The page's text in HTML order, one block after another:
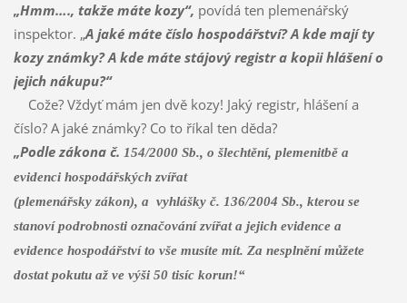
„Hmm…., takže máte kozy“, povídá ten plemenářský
inspektor. „A jaké máte číslo hospodářství? A kde mají ty
kozy známky? A kde máte stájový registr a kopii hlášení o
jejich nákupu?“
Cože? Vždyť mám jen dvě kozy! Jaký registr, hlášení a
číslo? A jaké známky? Co to říkal ten děda?
„Podle zákona č. 154/2000 Sb., o šlechtění, plemenitbě a
evidenci hospodářských zvířat
(plemenářsky zákon), a vyhlášky č. 136/2004 Sb., kterou se
stanoví podrobnosti označování zvířat a jejich evidence a
evidence hospodářství to vše musíte mít. Za nesplnění můžete
dostat pokutu až ve výši 50 tisíc korun!“